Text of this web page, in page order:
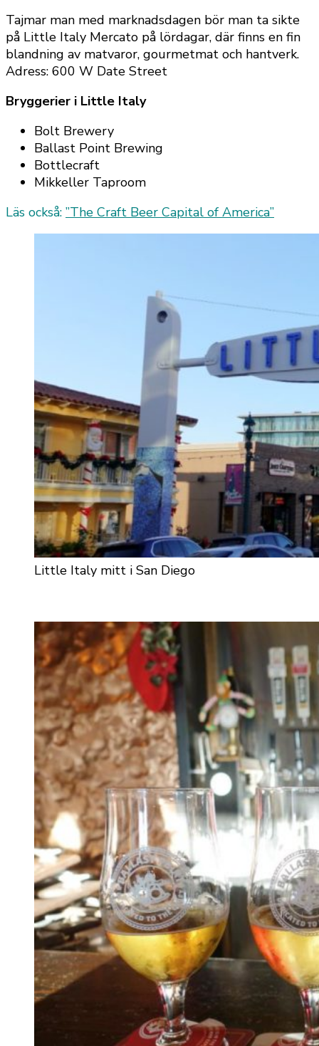
Tajmar man med marknadsdagen bör man ta sikte
på Little Italy Mercato på lördagar, där finns en fin
blandning av matvaror, gourmetmat och hantverk.
Adress: 600 W Date Street
Bryggerier i Little Italy
Bolt Brewery
Ballast Point Brewing
Bottlecraft
Mikkeller Taproom
Läs också: ”The Craft Beer Capital of America”
Little Italy mitt i San Diego